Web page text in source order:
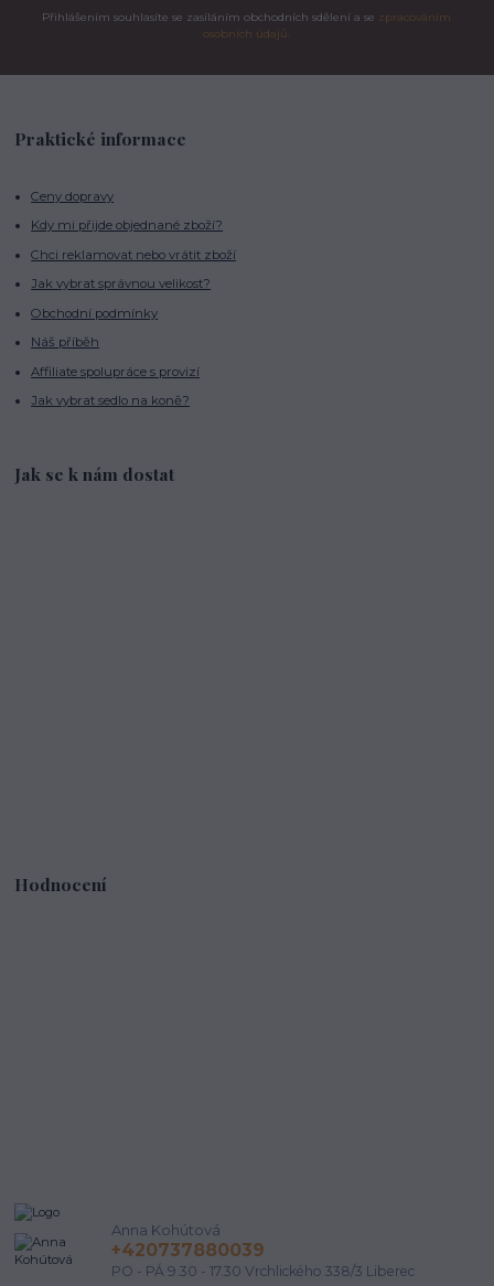
Přihlášením souhlasíte se zasíláním obchodních sdělení a se zpracováním
osobních údajů.
Praktické informace
Ceny dopravy
Kdy mi přijde objednané zboží?
Chci reklamovat nebo vrátit zboží
Jak vybrat správnou velikost?
Obchodní podmínky
Náš příběh
Affiliate spolupráce s provizí
Jak vybrat sedlo na koně?
Jak se k nám dostat
Hodnocení
Anna Kohútová
+420737880039
PO - PÁ 9.30 - 17.30 Vrchlického 338/3 Liberec